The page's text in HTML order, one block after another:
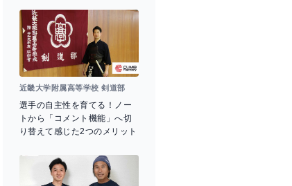
近畿大学附属高等学校 剣道部
選手の自主性を育てる！ノー
トから「コメント機能」へ切
り替えて感じた2つのメリット